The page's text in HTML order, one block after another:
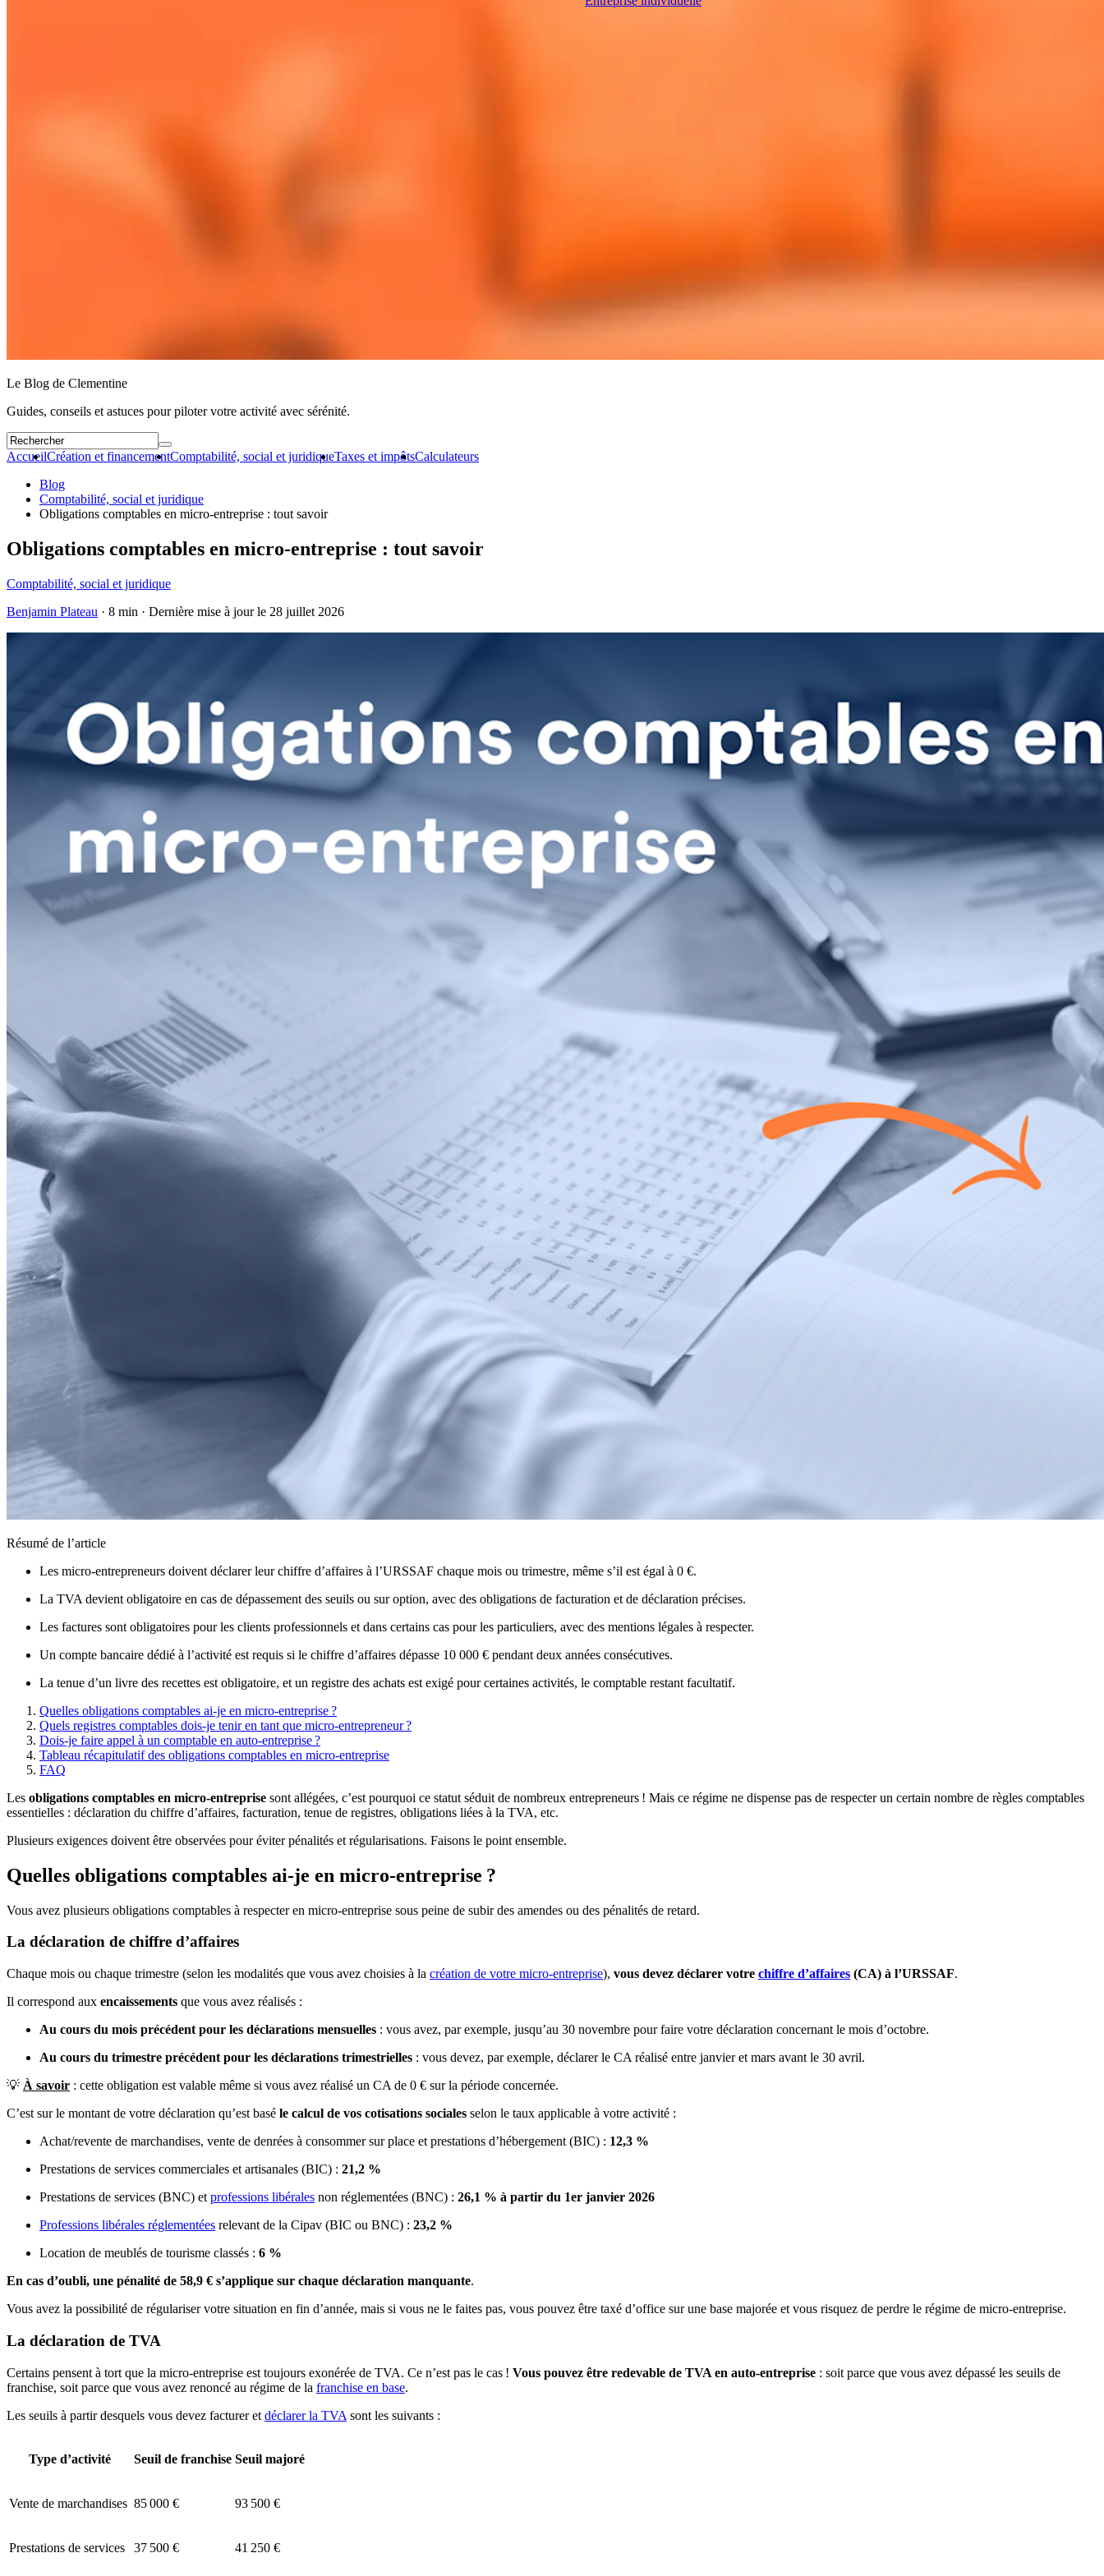
Le Blog de Clementine
Guides, conseils et astuces pour piloter votre activité avec sérénité.
AccueilCréation et financementComptabilité, social et juridiqueTaxes et impôtsCalculateurs
Blog
Comptabilité, social et juridique
Obligations comptables en micro-entreprise : tout savoir
Obligations comptables en micro-entreprise : tout savoir
Comptabilité, social et juridique
Benjamin Plateau · 8 min · Dernière mise à jour le 28 juillet 2026
Résumé de l’article
Les micro-entrepreneurs doivent déclarer leur chiffre d’affaires à l’URSSAF chaque mois ou trimestre, même s’il est égal à 0 €.
La TVA devient obligatoire en cas de dépassement des seuils ou sur option, avec des obligations de facturation et de déclaration précises.
Les factures sont obligatoires pour les clients professionnels et dans certains cas pour les particuliers, avec des mentions légales à respecter.
Un compte bancaire dédié à l’activité est requis si le chiffre d’affaires dépasse 10 000 € pendant deux années consécutives.
La tenue d’un livre des recettes est obligatoire, et un registre des achats est exigé pour certaines activités, le comptable restant facultatif.
Quelles obligations comptables ai-je en micro-entreprise ?
Quels registres comptables dois-je tenir en tant que micro-entrepreneur ?
Dois-je faire appel à un comptable en auto-entreprise ?
Tableau récapitulatif des obligations comptables en micro-entreprise
FAQ
Les obligations comptables en micro-entreprise sont allégées, c’est pourquoi ce statut séduit de nombreux entrepreneurs ! Mais ce régime ne dispense pas de respecter un certain nombre de règles comptables
essentielles : déclaration du chiffre d’affaires, facturation, tenue de registres, obligations liées à la TVA, etc.
Plusieurs exigences doivent être observées pour éviter pénalités et régularisations. Faisons le point ensemble.
Quelles obligations comptables ai-je en micro-entreprise ?
Vous avez plusieurs obligations comptables à respecter en micro-entreprise sous peine de subir des amendes ou des pénalités de retard.
La déclaration de chiffre d’affaires
Chaque mois ou chaque trimestre (selon les modalités que vous avez choisies à la création de votre micro-entreprise), vous devez déclarer votre chiffre d’affaires (CA) à l’URSSAF.
Il correspond aux encaissements que vous avez réalisés :
Au cours du mois précédent pour les déclarations mensuelles : vous avez, par exemple, jusqu’au 30 novembre pour faire votre déclaration concernant le mois d’octobre.
Au cours du trimestre précédent pour les déclarations trimestrielles : vous devez, par exemple, déclarer le CA réalisé entre janvier et mars avant le 30 avril.
💡 À savoir : cette obligation est valable même si vous avez réalisé un CA de 0 € sur la période concernée.
C’est sur le montant de votre déclaration qu’est basé le calcul de vos cotisations sociales selon le taux applicable à votre activité :
Achat/revente de marchandises, vente de denrées à consommer sur place et prestations d’hébergement (BIC) : 12,3 %
Prestations de services commerciales et artisanales (BIC) : 21,2 %
Prestations de services (BNC) et professions libérales non réglementées (BNC) : 26,1 % à partir du 1er janvier 2026
Professions libérales réglementées relevant de la Cipav (BIC ou BNC) : 23,2 %
Location de meublés de tourisme classés : 6 %
En cas d’oubli, une pénalité de 58,9 € s’applique sur chaque déclaration manquante.
Vous avez la possibilité de régulariser votre situation en fin d’année, mais si vous ne le faites pas, vous pouvez être taxé d’office sur une base majorée et vous risquez de perdre le régime de micro-entreprise.
La déclaration de TVA
Certains pensent à tort que la micro-entreprise est toujours exonérée de TVA. Ce n’est pas le cas ! Vous pouvez être redevable de TVA en auto-entreprise : soit parce que vous avez dépassé les seuils de
franchise, soit parce que vous avez renoncé au régime de la franchise en base.
Les seuils à partir desquels vous devez facturer et déclarer la TVA sont les suivants :
Type d’activité Seuil de franchise Seuil majoré
Vente de marchandises 85 000 € 93 500 €
Prestations de services 37 500 € 41 250 €